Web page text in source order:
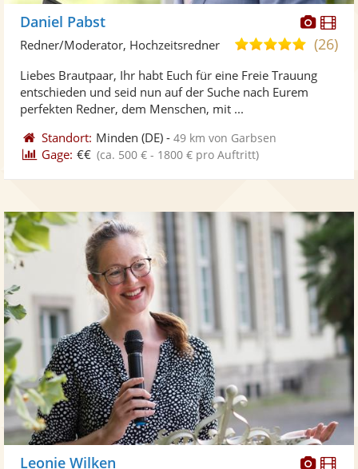
Fotos
Daniel Pabst
5,0
5
(26)
Redner/Moderator, Hochzeitsredner
Liebes Brautpaar, Ihr habt Euch für eine Freie Trauung
entschieden und seid nun auf der Suche nach Eurem
perfekten Redner, dem Menschen, mit ...
Standort: Minden (DE) -49 km von Garbsen
Gage: €€ (ca. 500 € - 1800 € pro Auftritt)
Leonie Wilken